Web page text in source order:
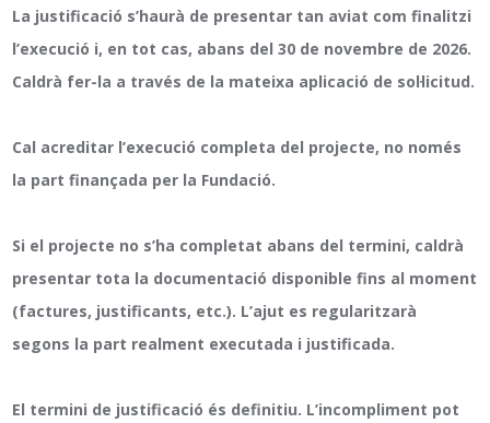
La justificació s’haurà de presentar tan aviat com finalitzi
l’execució i, en tot cas, abans del 30 de novembre de 2026.
Caldrà fer-la a través de la mateixa aplicació de sol·licitud.
Cal acreditar l’execució completa del projecte, no només
la part finançada per la Fundació.
Si el projecte no s’ha completat abans del termini, caldrà
presentar tota la documentació disponible fins al moment
(factures, justificants, etc.). L’ajut es regularitzarà
segons la part realment executada i justificada.
El termini de justificació és definitiu. L’incompliment pot